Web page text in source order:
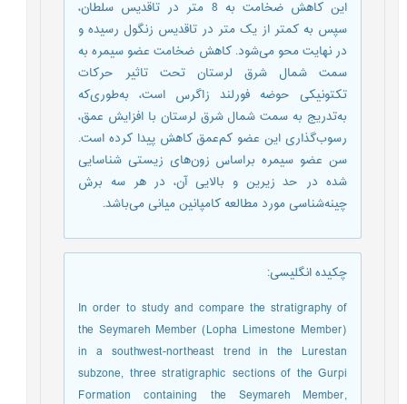
این کاهش ضخامت به 8 متر در تاقدیس سلطان،
سپس به کمتر از یک متر در تاقدیس زنگول رسیده و
در نهایت محو می‌شود. کاهش ضخامت عضو سیمره به
سمت شمال شرق لرستان تحت تاثیر حرکات
تکتونیکی حوضه فورلند زاگرس است، به‌طوری‌که
به‌تدریج به سمت شمال شرق لرستان با افزایش عمق،
رسوب‌گذاری این عضو کم‌عمق کاهش پیدا کرده است.
سن عضو سیمره براساس زون‌های زیستی شناسایی
شده در حد زیرین و بالایی آن، در هر سه برش
چینه‌شناسی مورد مطالعه کامپانین میانی می‌باشد.
چکیده انگلیسی:
In order to study and compare the stratigraphy of
the Seymareh Member (Lopha Limestone Member)
in a southwest-northeast trend in the Lurestan
subzone, three stratigraphic sections of the Gurpi
Formation containing the Seymareh Member,